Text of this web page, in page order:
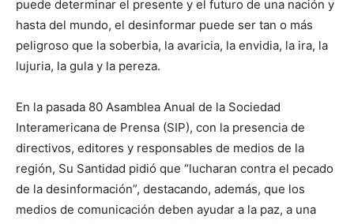
puede determinar el presente y el futuro de una nación y
hasta del mundo, el desinformar puede ser tan o más
peligroso que la soberbia, la avaricia, la envidia, la ira, la
lujuria, la gula y la pereza.
En la pasada 80 Asamblea Anual de la Sociedad
Interamericana de Prensa (SIP), con la presencia de
directivos, editores y responsables de medios de la
región, Su Santidad pidió que “lucharan contra el pecado
de la desinformación”, destacando, además, que los
medios de comunicación deben ayudar a la paz, a una